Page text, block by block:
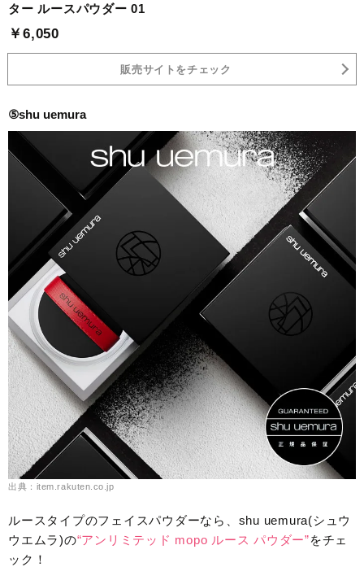
ター ルースパウダー 01
￥6,050
販売サイトをチェック
⑤shu uemura
出典：item.rakuten.co.jp
ルースタイプのフェイスパウダーなら、shu uemura(シュウ
ウエムラ)の“アンリミテッド mopo ルース パウダー”をチェ
ック！